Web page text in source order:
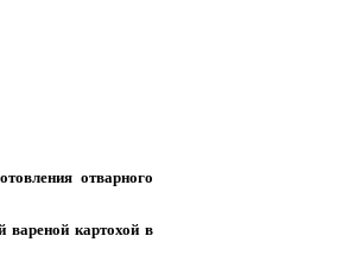
отварного
вареной картохой в